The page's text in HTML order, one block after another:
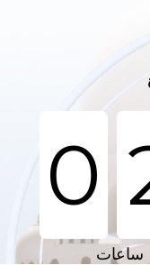
0
ساعات